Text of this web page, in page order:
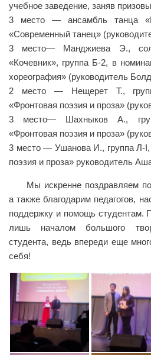
Студенту
Личный кабинет
Расписание учебных занятий
полугодие
Коллективные творческие дела
Библиотека
Студенческое научное
Социальная поддержка
Центр содействия
График учебного процесса
Электронное обучение и
Родителям
Образовательный кредит
Памятка обучающимся
КФ РГУ СоцТех
учебное заведение, заняв
3 место — ансамбль танца
«Современный танец»
3 место— Манджиева Э.,
«Кочевник», группа Б-2, в
хореография» (руководитель
2 место — Нещерет Т.,
«Фронтовая поэзия и проза»
3 место— Шахныков А.,
«Фронтовая поэзия и проза»
3 место — Ушанова И., группа Л-
поэзия и проза» руководитель
Мы искренне поздравляем
а также благодарим педагогов,
поддержку и помощь студентам.
лишь началом большого
студента, ведь впереди еще
себя!